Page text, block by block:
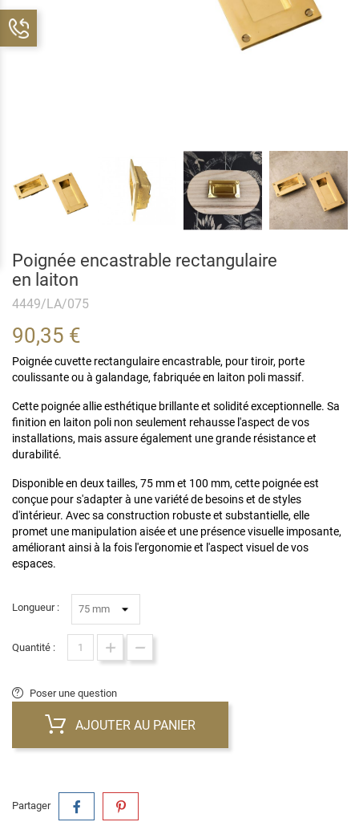
Poignée encastrable rectangulaire
en laiton
4449/LA/075
90,35 €
Poignée cuvette rectangulaire encastrable, pour tiroir, porte
coulissante ou à galandage, fabriquée en laiton poli massif.
Cette poignée allie esthétique brillante et solidité exceptionnelle. Sa
finition en laiton poli non seulement rehausse l'aspect de vos
installations, mais assure également une grande résistance et
durabilité.
Disponible en deux tailles, 75 mm et 100 mm, cette poignée est
conçue pour s'adapter à une variété de besoins et de styles
d'intérieur. Avec sa construction robuste et substantielle, elle
promet une manipulation aisée et une présence visuelle imposante,
améliorant ainsi à la fois l'ergonomie et l'aspect visuel de vos
espaces.
Longueur :
Quantité :
Poser une question
AJOUTER AU PANIER
Partager